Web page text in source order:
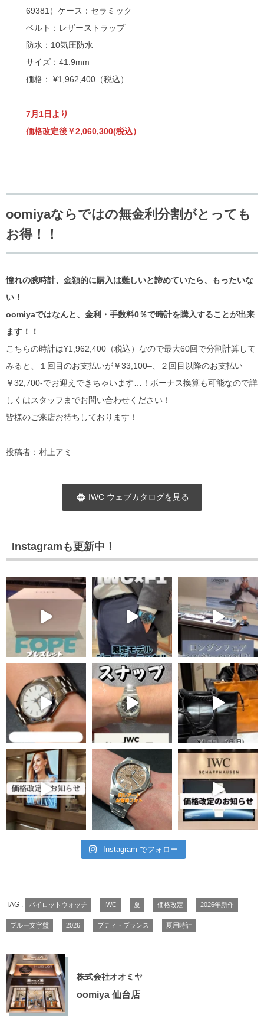
69381）ケース：セラミック
ベルト：レザーストラップ
防水：10気圧防水
サイズ：41.9mm
価格： ¥1,962,400（税込）
7月1日より
価格改定後￥2,060,300(税込）
oomiyaならではの無金利分割がとっても
お得！！
憧れの腕時計、金額的に購入は難しいと諦めていたら、もったいな
い！
oomiyaではなんと、金利・手数料0％で時計を購入することが出来
ます！！
こちらの時計は¥1,962,400（税込）なので最大60回で分割計算して
みると、１回目のお支払いが￥33,100–、２回目以降のお支払い
￥32,700-でお迎えできちゃいます…！ボーナス換算も可能なので詳
しくはスタッフまでお問い合わせください！
皆様のご来店お待ちしております！
投稿者：村上アミ
IWC ウェブカタログを見る
Instagramも更新中！
Instagram でフォロー
TAG : パイロットウォッチ IWC 夏 価格改定 2026年新作
ブルー文字盤 2026 プティ・プランス 夏用時計
株式会社オオミヤ
oomiya 仙台店